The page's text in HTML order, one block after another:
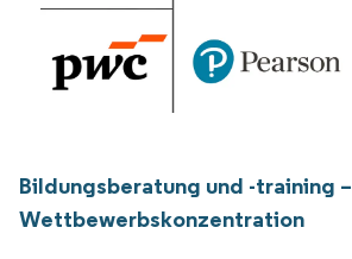
Bildungsberatung und -training –
Wettbewerbskonzentration